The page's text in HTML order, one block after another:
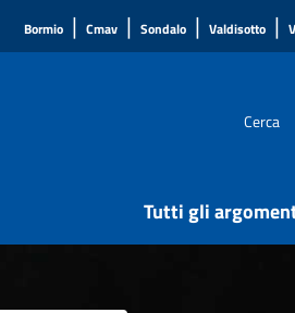
Bormio | Cmav | Sondalo | Valdisotto |
Cerca
Tutti gli